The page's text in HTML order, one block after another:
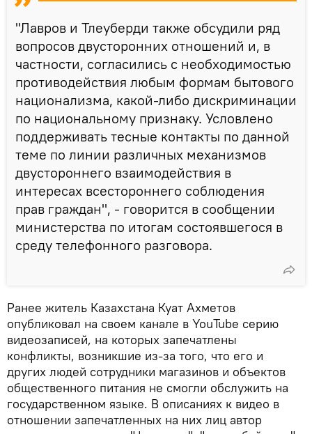
"Лавров и Тлеуберди также обсудили ряд
вопросов двусторонних отношений и, в
частности, согласились с необходимостью
противодействия любым формам бытового
национализма, какой-либо дискриминации
по национальному признаку. Условлено
поддерживать тесные контакты по данной
теме по линии различных механизмов
двустороннего взаимодействия в
интересах всестороннего соблюдения
прав граждан", - говорится в сообщении
министерства по итогам состоявшегося в
среду телефонного разговора.
Ранее житель Казахстана Куат Ахметов
опубликовал на своем канале в YouTube серию
видеозаписей, на которых запечатлены
конфликты, возникшие из-за того, что его и
других людей сотрудники магазинов и объектов
общественного питания не смогли обслужить на
государственном языке. В описаниях к видео в
отношении запечатленных на них лиц автор